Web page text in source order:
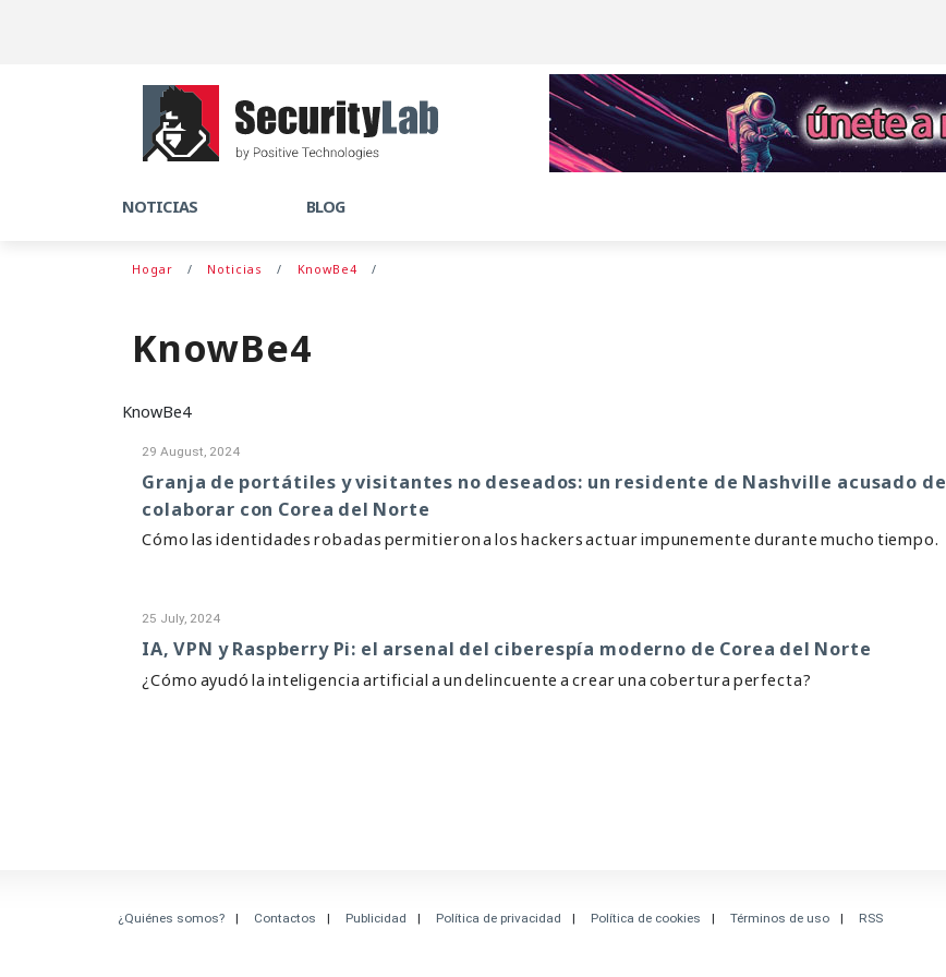
NOTICIAS BLOG
Hogar Noticias KnowBe4
KnowBe4
KnowBe4
29 August, 2024
Granja de portátiles y visitantes no deseados: un residente de Nashville acusado de
colaborar con Corea del Norte
Cómo las identidades robadas permitieron a los hackers actuar impunemente durante mucho tiempo.
25 July, 2024
IA, VPN y Raspberry Pi: el arsenal del ciberespía moderno de Corea del Norte
¿Cómo ayudó la inteligencia artificial a un delincuente a crear una cobertura perfecta?
¿Quiénes somos? Contactos Publicidad Política de privacidad Política de cookies Términos de uso RSS